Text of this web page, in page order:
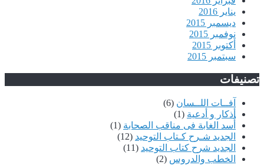
يناير 2016
ديسمبر 2015
نوفمبر 2015
أكتوبر 2015
سبتمبر 2015
تصنيفات
آفــات اللــسان (6)
أذكار و أدعية (1)
أُسد الغابة فى مناقب الصحابة (1)
الجديد شـرح كـتاب التوحيد (12)
الجديد شرح كتاب التوحيد (11)
الخطب والدروس (2)